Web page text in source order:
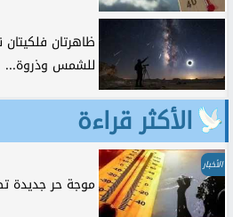
ظاهرتان
للشمس وذروة...
الأكثر قراءة
الأخبار
موجة حر جديدة تضرب 8 دول